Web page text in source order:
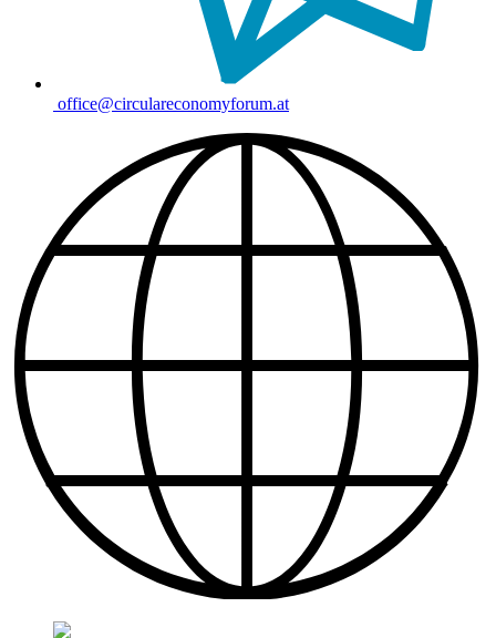
office@circulareconomyforum.at